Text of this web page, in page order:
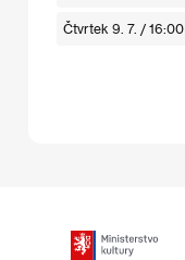
Čtvrtek 9. 7. / 16:00